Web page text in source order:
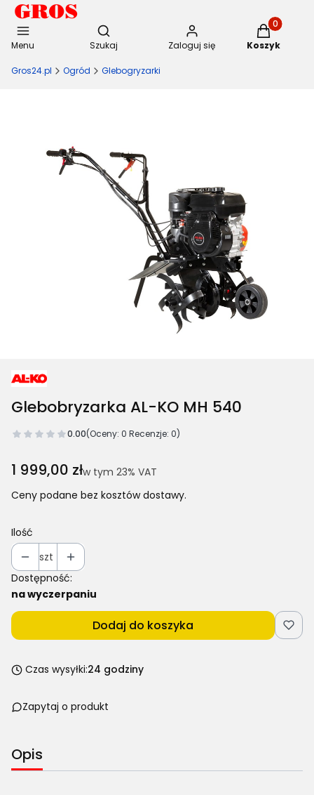
Menu
Otwórz wyszukiwarkę
Szukaj Zaloguj się
Produkty
Koszyk
Gros24.pl Ogród Glebogryzarki
Glebobryzarka AL-KO MH 540
0.00(Oceny: 0 Recenzje: 0)
Cena
1 999,00 złw tym 23% VAT
w tym 23% VAT
Ceny podane bez kosztów dostawy.
Ilość
szt
Dostępność:
na wyczerpaniu
Dodaj do koszyka
Czas wysyłki:24 godziny
Zapytaj o produkt
Opis